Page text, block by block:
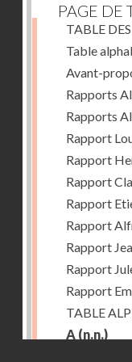
PAGE DE
TABLE
Table
Avant-
Rapports
Rapports
Rapport
Rapport
Rapport
Rapport
Rapport
Rapport
Rapport
Rapport
TABLE
A (n.n.)